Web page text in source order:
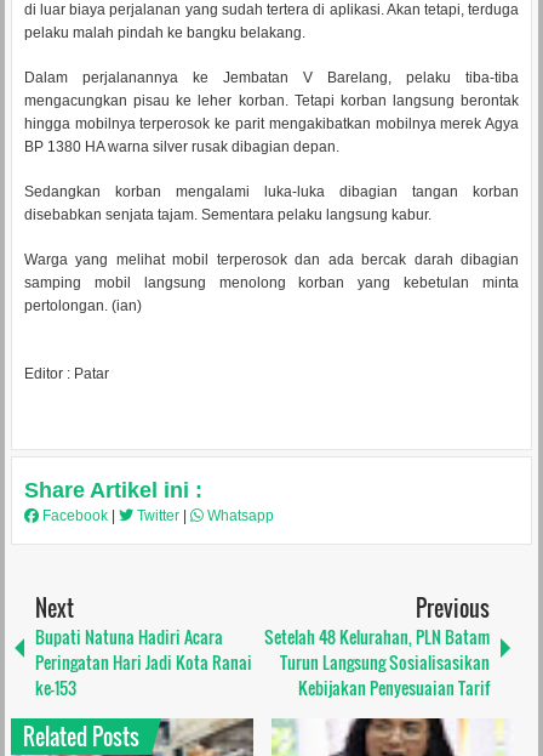
di luar biaya perjalanan yang sudah tertera di aplikasi. Akan tetapi, terduga
pelaku malah pindah ke bangku belakang.
Dalam perjalanannya ke Jembatan V Barelang, pelaku tiba-tiba
mengacungkan pisau ke leher korban. Tetapi korban langsung berontak
hingga mobilnya terperosok ke parit mengakibatkan mobilnya merek Agya
BP 1380 HA warna silver rusak dibagian depan.
Sedangkan korban mengalami luka-luka dibagian tangan korban
disebabkan senjata tajam. Sementara pelaku langsung kabur.
Warga yang melihat mobil terperosok dan ada bercak darah dibagian
samping mobil langsung menolong korban yang kebetulan minta
pertolongan. (ian)
Editor : Patar
Share Artikel ini :
Facebook Twitter Whatsapp
Next
Bupati Natuna Hadiri Acara
Peringatan Hari Jadi Kota Ranai
ke-153
Previous
Setelah 48 Kelurahan, PLN Batam
Turun Langsung Sosialisasikan
Kebijakan Penyesuaian Tarif
Related Posts